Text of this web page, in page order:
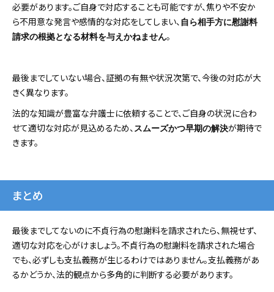
必要があります。ご自身で対応することも可能ですが、焦りや不安か
ら不用意な発言や感情的な対応をしてしまい、 自ら相手方に慰謝料
請求の根拠となる材料を与えかねません。
最後までしていない場合、証拠の有無や状況次第で、今後の対応が大
きく異なります。
法的な知識が豊富な弁護士に依頼することで、ご自身の状況に合わ
せて適切な対応が見込めるため、 スムーズかつ早期の解決が期待で
きます。
まとめ
最後までしてないのに不貞行為の慰謝料を請求されたら、無視せず、
適切な対応を心がけましょう。不貞行為の慰謝料を請求された場合
でも、必ずしも支払義務が生じるわけではありません。支払義務があ
るかどうか、法的観点から多角的に判断する必要があります。